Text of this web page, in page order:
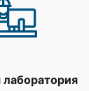
лаборатория